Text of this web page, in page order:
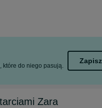
które do niego pasują.
Zapisz
Zara